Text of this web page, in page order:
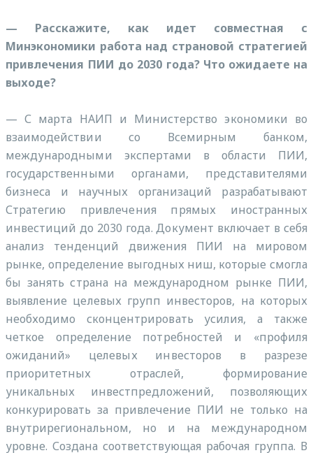
— Расскажите, как идет совместная с
Минэкономики работа над страновой стратегией
привлечения ПИИ до 2030 года? Что ожидаете на
выходе?
— С марта НАИП и Министерство экономики во
взаимодействии со Всемирным банком,
международными экспертами в области ПИИ,
государственными органами, представителями
бизнеса и научных организаций разрабатывают
Стратегию привлечения прямых иностранных
инвестиций до 2030 года. Документ включает в себя
анализ тенденций движения ПИИ на мировом
рынке, определение выгодных ниш, которые смогла
бы занять страна на международном рынке ПИИ,
выявление целевых групп инвесторов, на которых
необходимо сконцентрировать усилия, а также
четкое определение потребностей и «профиля
ожиданий» целевых инвесторов в разрезе
приоритетных отраслей, формирование
уникальных инвестпредложений, позволяющих
конкурировать за привлечение ПИИ не только на
внутрирегиональном, но и на международном
уровне. Создана соответствующая рабочая группа. В